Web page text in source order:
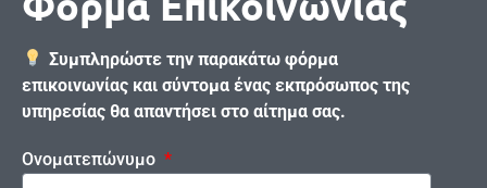
Συμπληρώστε την παρακάτω φόρμα
επικοινωνίας και σύντομα ένας εκπρόσωπος της
υπηρεσίας θα απαντήσει στο αίτημα σας.
Ονοματεπώνυμο